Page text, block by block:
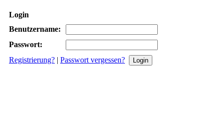
Login
Benutzername:
Passwort:
Registrierung? | Passwort vergessen?